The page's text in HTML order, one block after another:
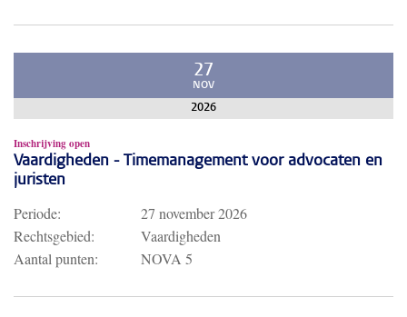
27
NOV
2026
Inschrijving open
Vaardigheden - Timemanagement voor advocaten en
juristen
Periode:
27 november 2026
Rechtsgebied:
Vaardigheden
Aantal punten:
NOVA 5